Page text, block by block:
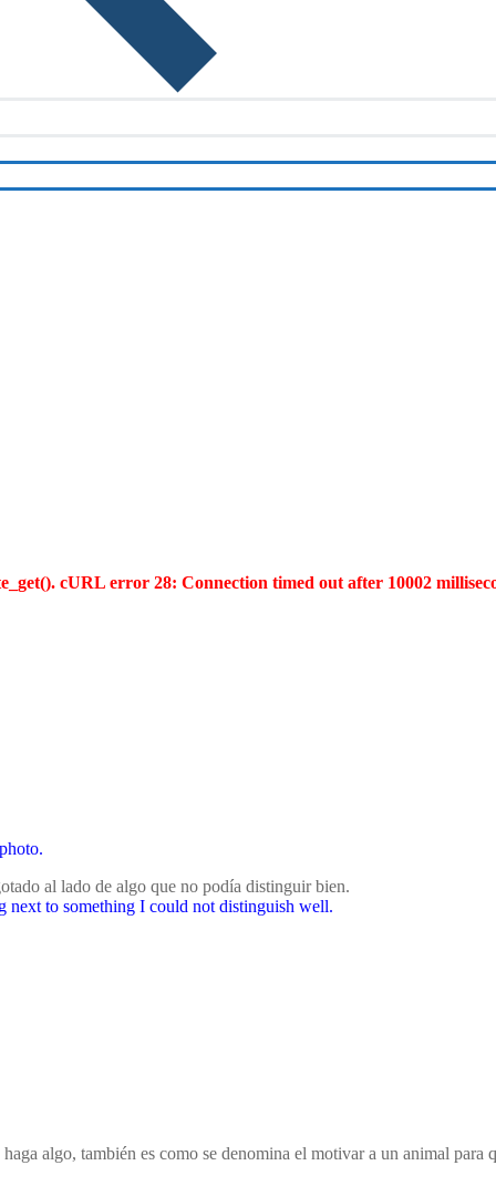
cURL error 28: Connection timed out after 10002
al lado de algo que no podía distinguir bien.
next to something I could not distinguish well.
algo, también es como se denomina el motivar a un animal para